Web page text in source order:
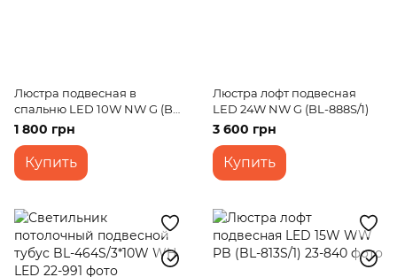
Люстра подвесная в
спальню LED 10W NW G (BL-
718S/1)
1 800 грн
Купить
Люстра лофт подвесная
LED 24W NW G (BL-888S/1)
3 600 грн
Купить